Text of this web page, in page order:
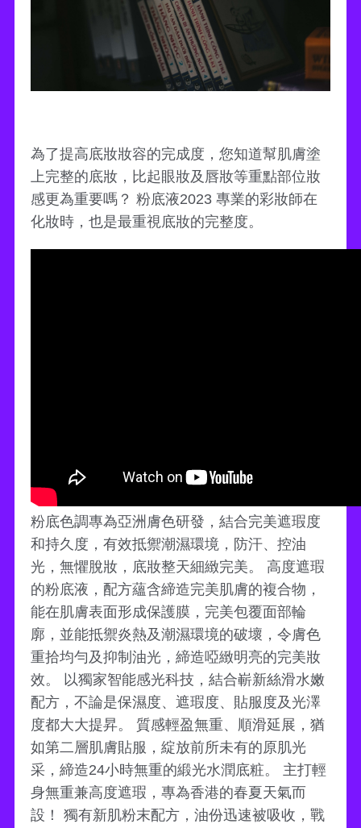
為了提高底妝妝容的完成度，您知道幫肌膚塗
上完整的底妝，比起眼妝及唇妝等重點部位妝
感更為重要嗎？ 粉底液2023 專業的彩妝師在
化妝時，也是最重視底妝的完整度。
粉底色調專為亞洲膚色研發，結合完美遮瑕度
和持久度，有效抵禦潮濕環境，防汗、控油
光，無懼脫妝，底妝整天細緻完美。 高度遮瑕
的粉底液，配方蘊含締造完美肌膚的複合物，
能在肌膚表面形成保護膜，完美包覆面部輪
廓，並能抵禦炎熱及潮濕環境的破壞，令膚色
重拾均勻及抑制油光，締造啞緻明亮的完美妝
效。 以獨家智能感光科技，結合嶄新絲滑水嫩
配方，不論是保濕度、遮瑕度、貼服度及光澤
度都大大提昇。 質感輕盈無重、順滑延展，猶
如第二層肌膚貼服，綻放前所未有的原肌光
采，締造24小時無重的緞光水潤底粧。 主打輕
身無重兼高度遮瑕，專為香港的春夏天氣而
設！ 獨有新肌粉末配方，油份迅速被吸收，戰